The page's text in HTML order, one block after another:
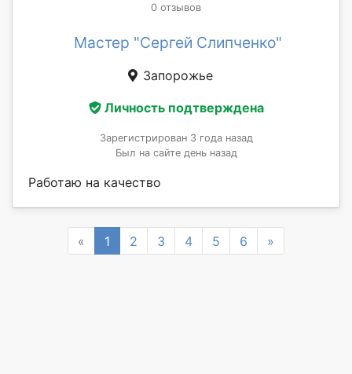
0 отзывов
Мастер "Сергей Слипченко"
Запорожье
Личность подтверждена
Зарегистрирован 3 года назад
Был на сайте день назад
Работаю на качество
« Previous
1 2 3 4 5 6 »